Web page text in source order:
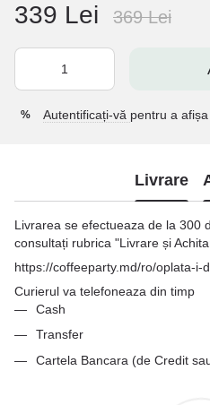
339 Lei 369 Lei
% Autentificați-vă pentru a
Livrare
Livrarea se efectueaza de la 300
consultați rubrica "Livrare și
https://coffeeparty.md/ro/oplata-i-
Curierul va telefoneaza din timp
Cash
Transfer
Cartela Bancara (de Credit